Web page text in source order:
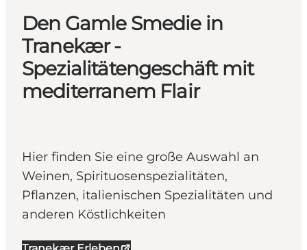
Den Gamle Smedie in
Tranekær -
Spezialitätengeschäft mit
mediterranem Flair
Hier finden Sie eine große Auswahl an
Weinen, Spirituosenspezialitäten,
Pflanzen, italienischen Spezialitäten und
anderen Köstlichkeiten